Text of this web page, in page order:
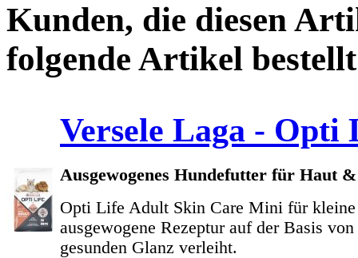
Kunden, die diesen
folgende Artikel
Versele Laga -
Ausgewogenes Hundefutter für Haut
Opti Life Adult Skin Care Mini für kleine
ausgewogene Rezeptur auf der Basis
gesunden Glanz verleiht.